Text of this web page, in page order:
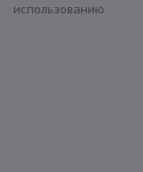
использованию